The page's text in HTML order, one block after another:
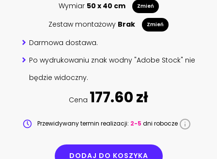
Wymiar 50 x 40 cm Zmień
Zestaw montażowy Brak Zmień
Darmowa dostawa.
Po wydrukowaniu znak wodny "Adobe Stock" nie
będzie widoczny.
Cena 177.60 zł
Przewidywany termin realizacji: 2-5 dni robocze
DODAJ DO KOSZYKA